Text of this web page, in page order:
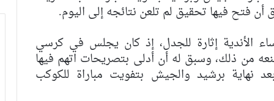
أن فتح فيها تحقيق لم تلعن نتائجه إلى اليوم.
الأندية إثارة للجدل، إذ كان يجلس في كرسي
من ذلك، وسبق له أن أدلى بتصريحات اتهم فيها
نهاية برشيد والجيش بتفويت مباراة للكوكب